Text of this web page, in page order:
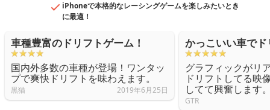
iPhoneで本格的なレーシングゲームを楽しみたいとき
に最適！
車種豊富のドリフトゲーム！
国内外多数の車種が登場！ワンタッ
プで爽快ドリフトを味わえます。
黒猫 2019年6月25日
かっこいい車でド
グラフィックがリ
ドリフトしてる映
してて興奮します
GTR